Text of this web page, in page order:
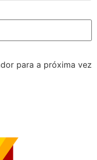
para a próxima vez